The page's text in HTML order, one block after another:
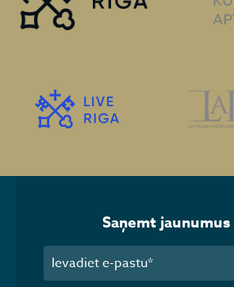
Saņemt jaunumus